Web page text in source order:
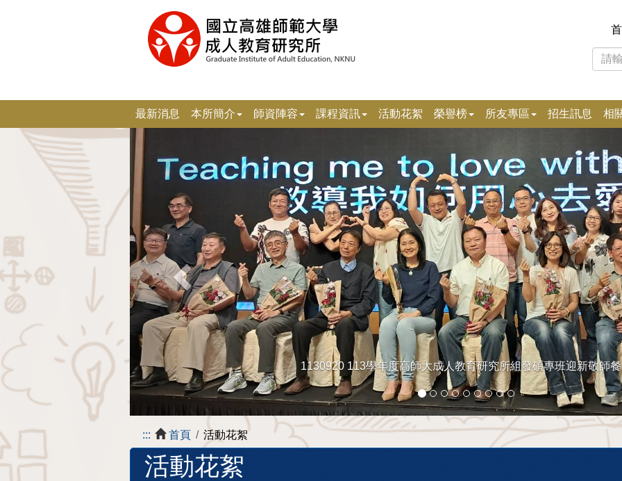
區
塊
最新消息 本所簡介 師資陣容 課程資訊 活動花絮 榮譽榜 所友專區 招生訊息 相
1130920 113學年度高師大成人教育研究所組發碩專班迎新敬師
一
張
::: 首頁 活動花絮
活動花絮